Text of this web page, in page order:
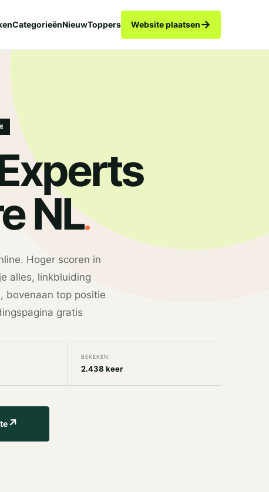
CategorieënNieuwToppers Website plaatsen→
NL.
Hoger scoren in
alles, linkbluiding
bovenaan top positie
gratis
BEKEKEN
2.438 keer
↗